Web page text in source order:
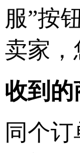
服”按
卖家
收到
同个